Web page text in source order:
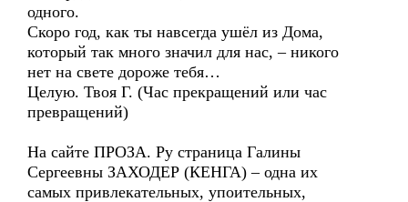
одного.
Скоро год, как ты навсегда ушёл из Дома,
который так много значил для нас, – никого
нет на свете дороже тебя…
Целую. Твоя Г. (Час прекращений или час
превращений)
На сайте ПРОЗА. Ру страница Галины
Сергеевны ЗАХОДЕР (КЕНГА) – одна их
самых привлекательных, упоительных,